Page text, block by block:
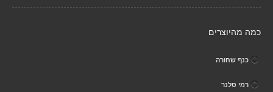
כמה מהיוצרים
כנף שחורה
רמי סלנר